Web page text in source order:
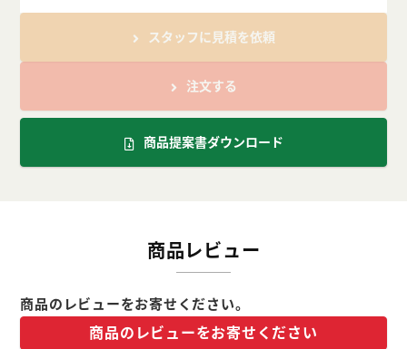
スタッフに見積を依頼
注文する
商品提案書ダウンロード
商品レビュー
商品のレビューをお寄せください。
商品のレビューをお寄せください